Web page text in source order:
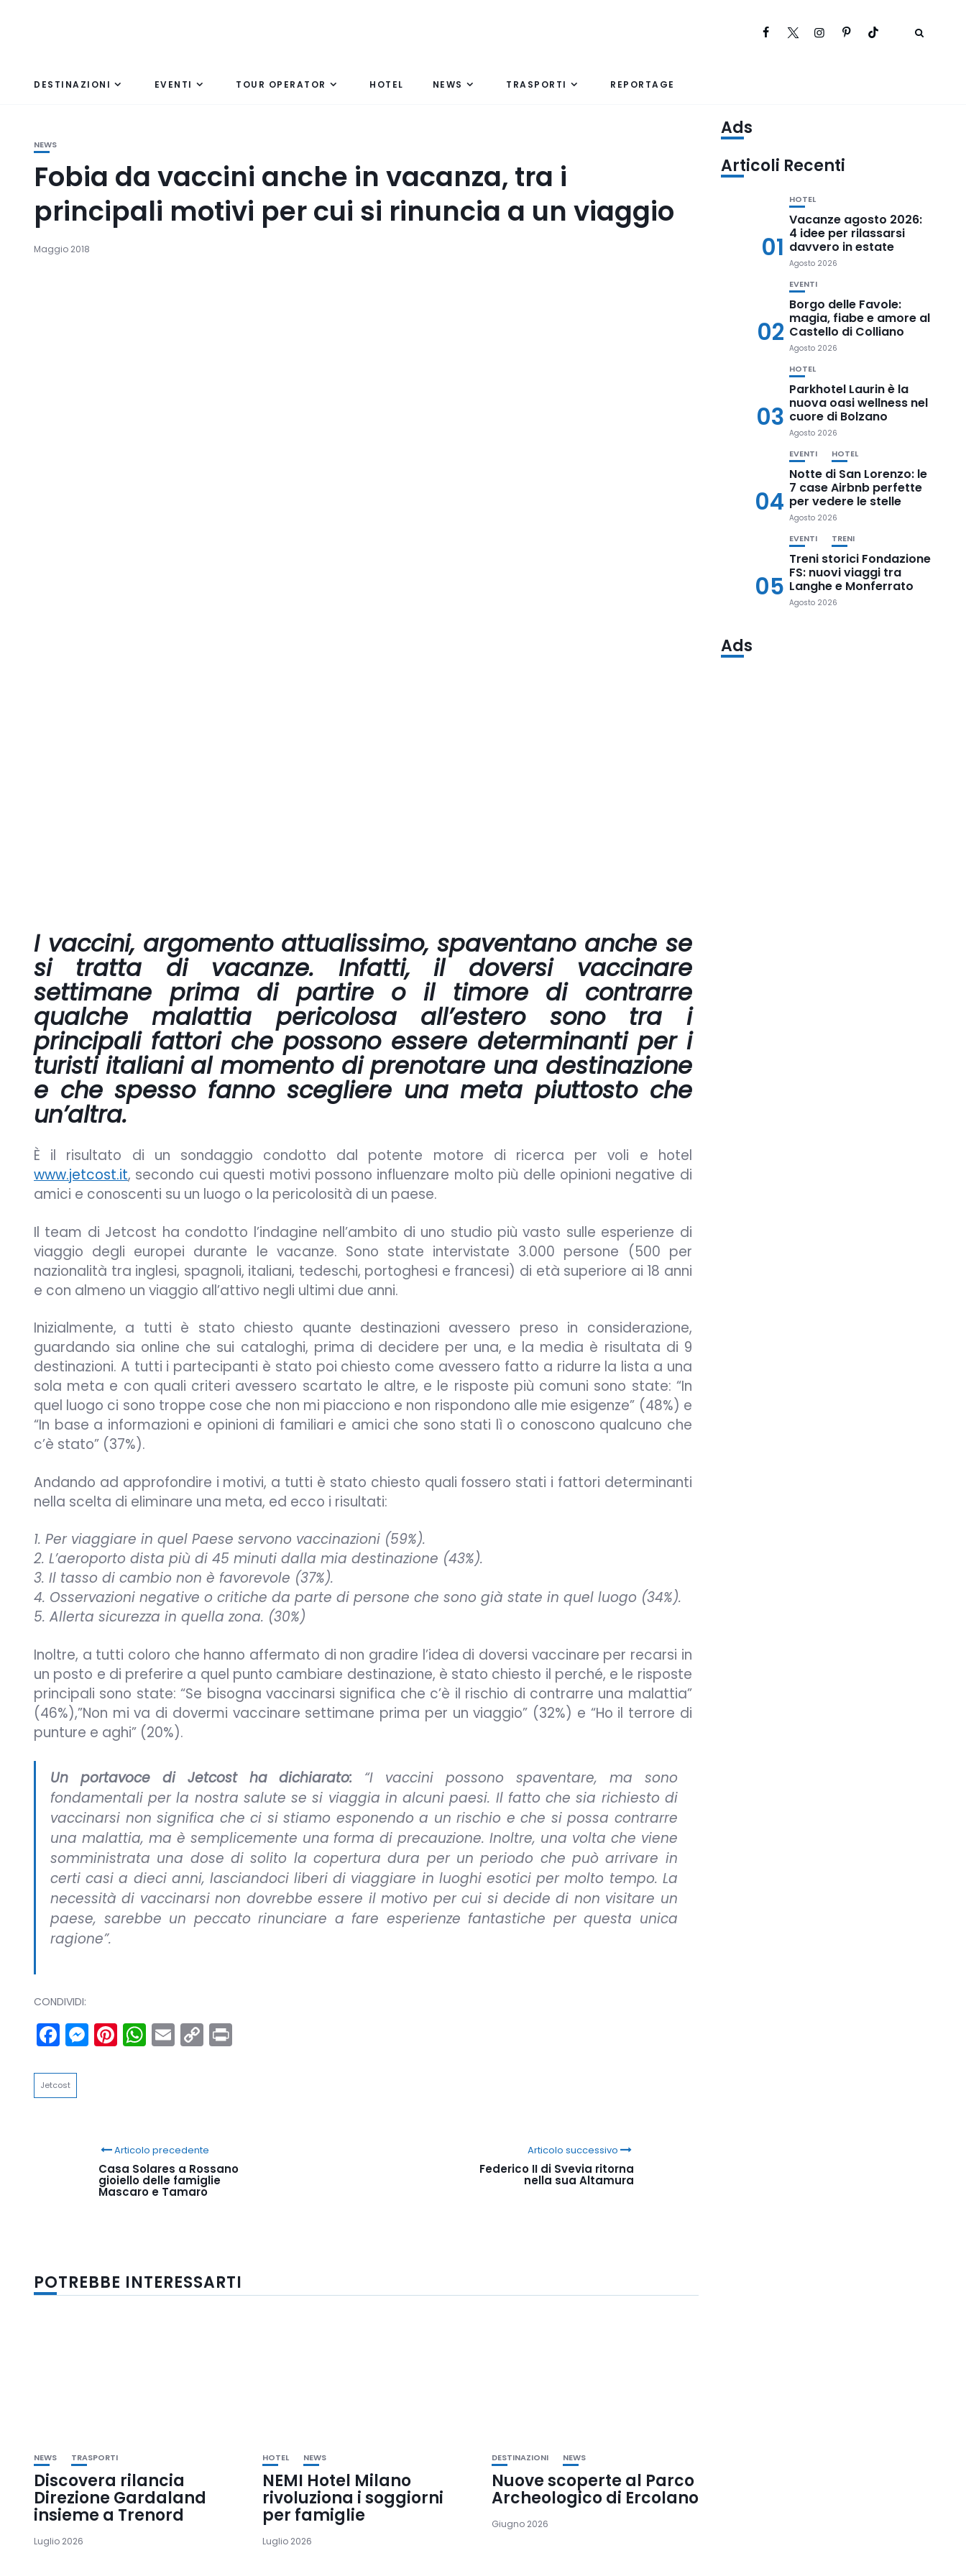
DESTINAZIONI EVENTI TOUR OPERATOR HOTEL NEWS TRASPORTI REPORTAGE
NEWS
Fobia da vaccini anche in vacanza, tra i
principali motivi per cui si rinuncia a un viaggio
Maggio 2018
I vaccini, argomento attualissimo, spaventano anche se
si tratta di vacanze. Infatti, il doversi vaccinare
settimane prima di partire o il timore di contrarre
qualche malattia pericolosa all’estero sono tra i
principali fattori che possono essere determinanti per i
turisti italiani al momento di prenotare una destinazione
e che spesso fanno scegliere una meta piuttosto che
un’altra.
È il risultato di un sondaggio condotto dal potente motore di ricerca per voli e hotel
www.jetcost.it, secondo cui questi motivi possono influenzare molto più delle opinioni negative di
amici e conoscenti su un luogo o la pericolosità di un paese.
Il team di Jetcost ha condotto l’indagine nell’ambito di uno studio più vasto sulle esperienze di
viaggio degli europei durante le vacanze. Sono state intervistate 3.000 persone (500 per
nazionalità tra inglesi, spagnoli, italiani, tedeschi, portoghesi e francesi) di età superiore ai 18 anni
e con almeno un viaggio all’attivo negli ultimi due anni.
Inizialmente, a tutti è stato chiesto quante destinazioni avessero preso in considerazione,
guardando sia online che sui cataloghi, prima di decidere per una, e la media è risultata di 9
destinazioni. A tutti i partecipanti è stato poi chiesto come avessero fatto a ridurre la lista a una
sola meta e con quali criteri avessero scartato le altre, e le risposte più comuni sono state: “In
quel luogo ci sono troppe cose che non mi piacciono e non rispondono alle mie esigenze” (48%) e
“In base a informazioni e opinioni di familiari e amici che sono stati lì o conoscono qualcuno che
c’è stato” (37%).
Andando ad approfondire i motivi, a tutti è stato chiesto quali fossero stati i fattori determinanti
nella scelta di eliminare una meta, ed ecco i risultati:
1. Per viaggiare in quel Paese servono vaccinazioni (59%).
2. L’aeroporto dista più di 45 minuti dalla mia destinazione (43%).
3. Il tasso di cambio non è favorevole (37%).
4. Osservazioni negative o critiche da parte di persone che sono già state in quel luogo (34%).
5. Allerta sicurezza in quella zona. (30%)
Inoltre, a tutti coloro che hanno affermato di non gradire l’idea di doversi vaccinare per recarsi in
un posto e di preferire a quel punto cambiare destinazione, è stato chiesto il perché, e le risposte
principali sono state: “Se bisogna vaccinarsi significa che c’è il rischio di contrarre una malattia”
(46%),”Non mi va di dovermi vaccinare settimane prima per un viaggio” (32%) e “Ho il terrore di
punture e aghi” (20%).
Un portavoce di Jetcost ha dichiarato:
“I vaccini possono spaventare, ma sono
fondamentali per la nostra salute se si viaggia in alcuni paesi. Il fatto che sia richiesto di
vaccinarsi non significa che ci si stiamo esponendo a un rischio e che si possa contrarre
una malattia, ma è semplicemente una forma di precauzione. Inoltre, una volta che viene
somministrata una dose di solito la copertura dura per un periodo che può arrivare in
certi casi a dieci anni, lasciandoci liberi di viaggiare in luoghi esotici per molto tempo. La
necessità di vaccinarsi non dovrebbe essere il motivo per cui si decide di non visitare un
paese, sarebbe un peccato rinunciare a fare esperienze fantastiche per questa unica
ragione”.
CONDIVIDI:
Facebook
Messenger
Pinterest
WhatsApp
Email
Copy
Jetcost
Articolo precedente
Casa Solares a Rossano
gioiello delle famiglie
Mascaro e Tamaro
Articolo successivo
Federico II di Svevia ritorna
nella sua Altamura
POTREBBE INTERESSARTI
NEWS TRASPORTI
Discovera rilancia
Direzione Gardaland
insieme a Trenord
Luglio 2026
HOTEL NEWS
NEMI Hotel Milano
rivoluziona i soggiorni
per famiglie
Luglio 2026
DESTINAZIONI NEWS
Nuove scoperte al Parco
Archeologico di Ercolano
Giugno 2026
Ads
Articoli Recenti
01
HOTEL
Vacanze agosto 2026:
4 idee per rilassarsi
davvero in estate
Agosto 2026
02
EVENTI
Borgo delle Favole:
magia, fiabe e amore al
Castello di Colliano
Agosto 2026
03
HOTEL
Parkhotel Laurin è la
nuova oasi wellness nel
cuore di Bolzano
Agosto 2026
04
EVENTI HOTEL
Notte di San Lorenzo: le
7 case Airbnb perfette
per vedere le stelle
Agosto 2026
05
EVENTI TRENI
Treni storici Fondazione
FS: nuovi viaggi tra
Langhe e Monferrato
Agosto 2026
Ads